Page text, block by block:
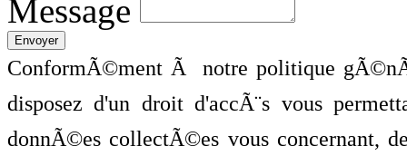
Message
ConformÃ©ment Ã notre politique
disposez d'un droit d'accÃ¨s vous
donnÃ©es collectÃ©es vous concernant,